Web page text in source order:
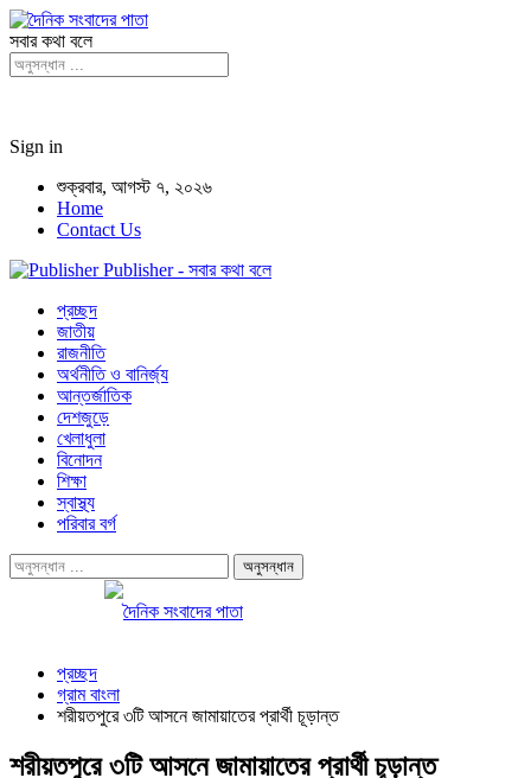
সবার কথা বলে
Sign in
শুক্রবার, আগস্ট ৭, ২০২৬
Home
Contact Us
Publisher - সবার কথা বলে
প্রচ্ছদ
জাতীয়
রাজনীতি
অর্থনীতি ও বানির্জ্য
আন্তর্জাতিক
দেশজুড়ে
খেলাধুলা
বিনোদন
শিক্ষা
স্বাস্থ্য
পরিবার বর্গ
প্রচ্ছদ
গ্রাম বাংলা
শরীয়তপুরে ৩টি আসনে জামায়াতের প্রার্থী চূড়ান্ত
শরীয়তপুরে ৩টি আসনে জামায়াতের প্রার্থী চূড়ান্ত